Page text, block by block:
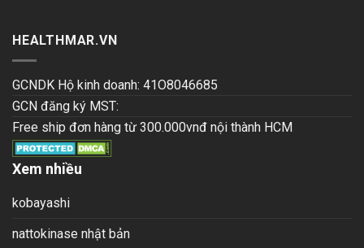
HEALTHMAR.VN
GCNDK Hộ kinh doanh: 41O8046685
GCN đăng ký MST:
Free ship đơn hàng từ 300.000vnđ nội thành HCM
Xem nhiều
kobayashi
nattokinase nhật bản